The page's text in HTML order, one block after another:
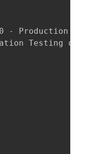
- Production
Testing options